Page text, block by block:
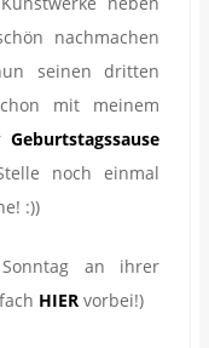
nachmachen
seinen dritten
mit meinem
Geburtstagssause
noch einmal
:))
an ihrer
HIER vorbei!)